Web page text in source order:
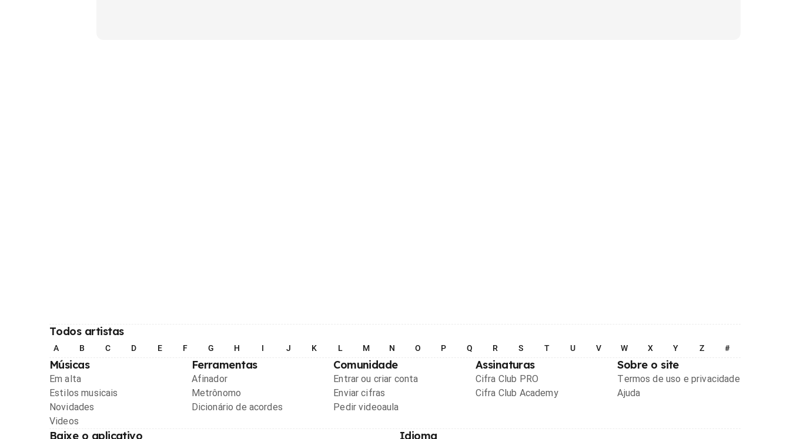
Todos artistas
A B C D E F G H I J K L M N O P Q R S T U V W X Y Z #
Músicas
Em alta
Estilos musicais
Novidades
Videos
Ferramentas
Afinador
Metrônomo
Dicionário de acordes
Comunidade
Entrar ou criar conta
Enviar cifras
Pedir videoaula
Assinaturas
Cifra Club PRO
Cifra Club Academy
Sobre o site
Termos de uso e privacidade
Ajuda
Baixe o aplicativo Idioma